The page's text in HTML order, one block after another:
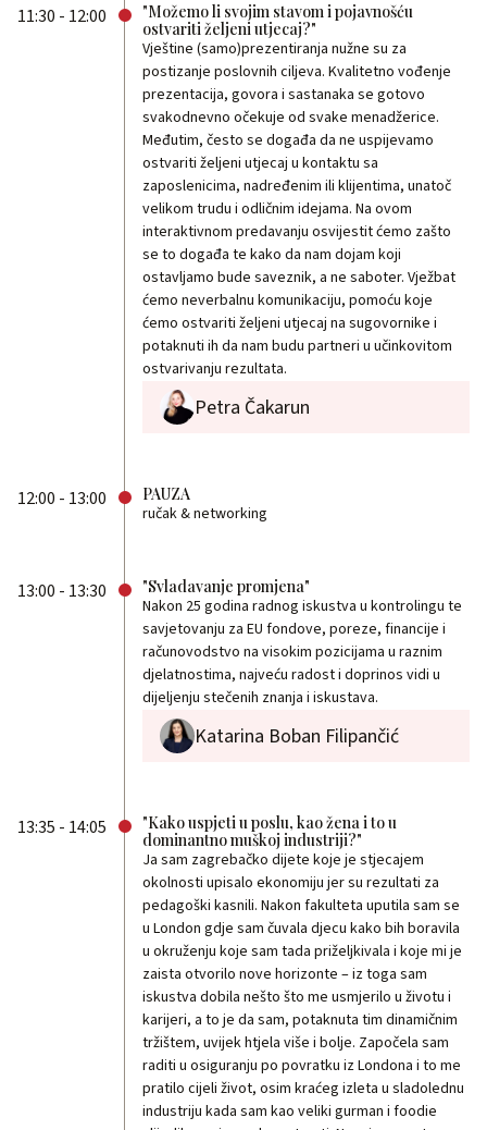
11:30 - 12:00
"Možemo li svojim stavom i pojavnošću
ostvariti željeni utjecaj?"
Vještine (samo)prezentiranja nužne su za
postizanje poslovnih ciljeva. Kvalitetno vođenje
prezentacija, govora i sastanaka se gotovo
svakodnevno očekuje od svake menadžerice.
Međutim, često se događa da ne uspijevamo
ostvariti željeni utjecaj u kontaktu sa
zaposlenicima, nadređenim ili klijentima, unatoč
velikom trudu i odličnim idejama. Na ovom
interaktivnom predavanju osvijestit ćemo zašto
se to događa te kako da nam dojam koji
ostavljamo bude saveznik, a ne saboter. Vježbat
ćemo neverbalnu komunikaciju, pomoću koje
ćemo ostvariti željeni utjecaj na sugovornike i
potaknuti ih da nam budu partneri u učinkovitom
ostvarivanju rezultata.
Petra Čakarun
12:00 - 13:00 PAUZA
ručak & networking
13:00 - 13:30 "Svladavanje promjena"
Nakon 25 godina radnog iskustva u kontrolingu te
savjetovanju za EU fondove, poreze, financije i
računovodstvo na visokim pozicijama u raznim
djelatnostima, najveću radost i doprinos vidi u
dijeljenju stečenih znanja i iskustava.
Katarina Boban Filipančić
13:35 - 14:05
"Kako uspjeti u poslu, kao žena i to u
dominantno muškoj industriji?"
Ja sam zagrebačko dijete koje je stjecajem
okolnosti upisalo ekonomiju jer su rezultati za
pedagoški kasnili. Nakon fakulteta uputila sam se
u London gdje sam čuvala djecu kako bih boravila
u okruženju koje sam tada priželjkivala i koje mi je
zaista otvorilo nove horizonte – iz toga sam
iskustva dobila nešto što me usmjerilo u životu i
karijeri, a to je da sam, potaknuta tim dinamičnim
tržištem, uvijek htjela više i bolje. Započela sam
raditi u osiguranju po povratku iz Londona i to me
pratilo cijeli život, osim kraćeg izleta u sladolednu
industriju kada sam kao veliki gurman i foodie